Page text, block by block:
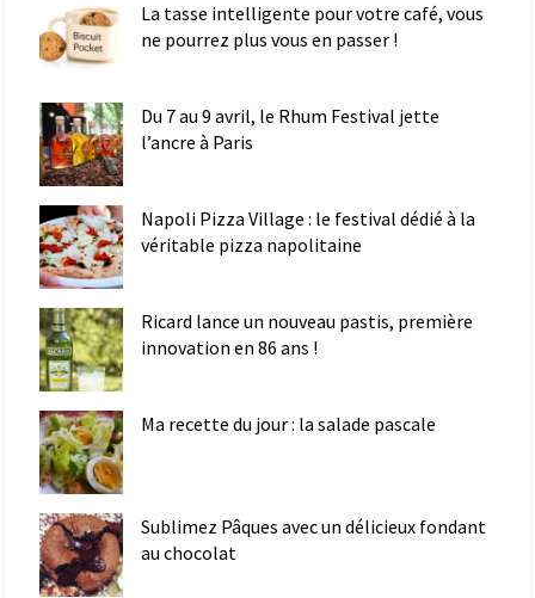
La tasse intelligente pour votre café, vous
ne pourrez plus vous en passer !
Du 7 au 9 avril, le Rhum Festival jette
l’ancre à Paris
Napoli Pizza Village : le festival dédié à la
véritable pizza napolitaine
Ricard lance un nouveau pastis, première
innovation en 86 ans !
Ma recette du jour : la salade pascale
Sublimez Pâques avec un délicieux fondant
au chocolat